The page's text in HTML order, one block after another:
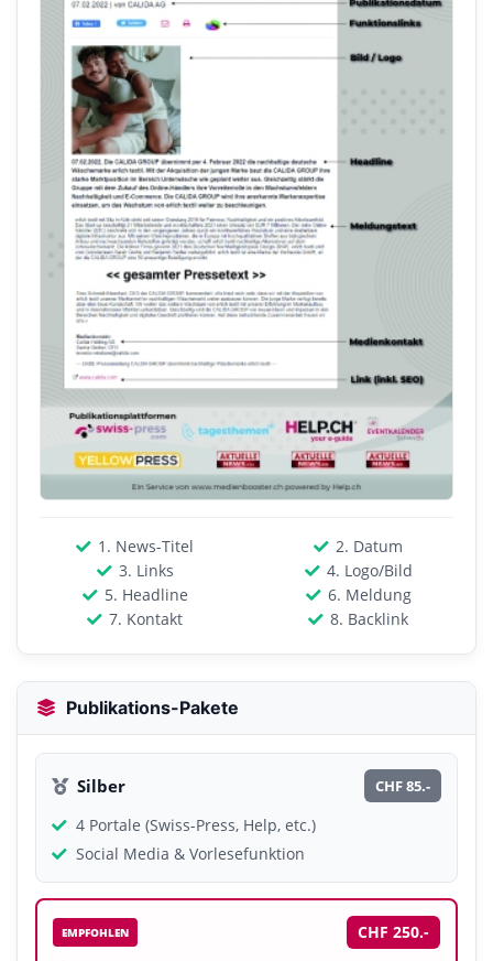
1. News-Titel
2. Datum
3. Links
4. Logo/Bild
5. Headline
6. Meldung
7. Kontakt
8. Backlink
Publikations-Pakete
Silber CHF 85.-
4 Portale (Swiss-Press, Help, etc.)
Social Media & Vorlesefunktion
EMPFOHLEN CHF 250.-